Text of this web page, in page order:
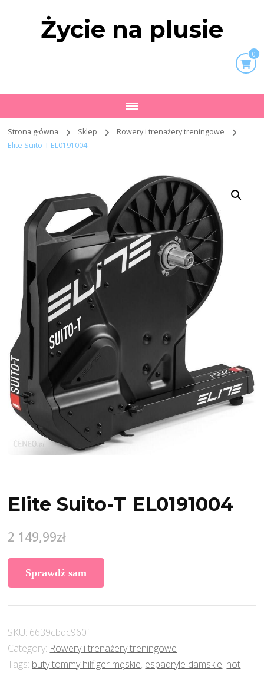
Życie na plusie
0
Strona główna Sklep
Rowery i trenażery treningowe
Elite Suito-T EL0191004
Elite Suito-T EL0191004
2 149,99zł
Sprawdź sam
SKU: 6639cbdc960f
Category: Rowery i trenażery treningowe
Tags: buty tommy hilfiger męskie, espadryle damskie, hot